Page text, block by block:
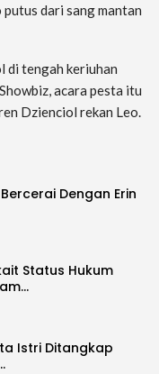
dari sang mantan
di tengah keriuhan
acara pesta itu
Dzienciol rekan Leo.
Dengan Erin
Status Hukum
Istri Ditangkap